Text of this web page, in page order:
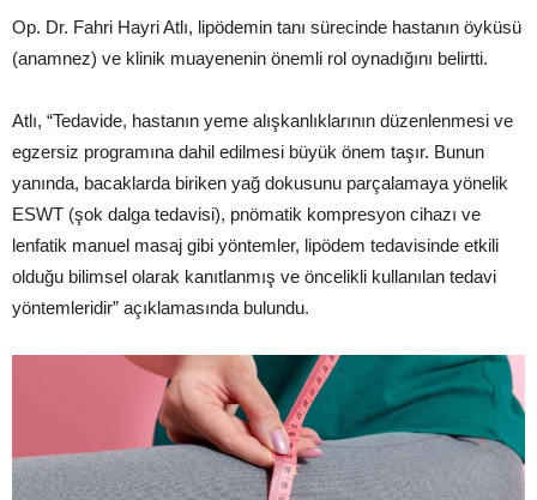
Op. Dr. Fahri Hayri Atlı, lipödemin tanı sürecinde hastanın öyküsü
(anamnez) ve klinik muayenenin önemli rol oynadığını belirtti.
Atlı, “Tedavide, hastanın yeme alışkanlıklarının düzenlenmesi ve
egzersiz programına dahil edilmesi büyük önem taşır. Bunun
yanında, bacaklarda biriken yağ dokusunu parçalamaya yönelik
ESWT (şok dalga tedavisi), pnömatik kompresyon cihazı ve
lenfatik manuel masaj gibi yöntemler, lipödem tedavisinde etkili
olduğu bilimsel olarak kanıtlanmış ve öncelikli kullanılan tedavi
yöntemleridir” açıklamasında bulundu.